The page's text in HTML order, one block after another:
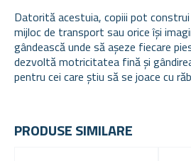
Datorită acestuia, copiii pot
mijloc de transport sau orice își
gândească unde să așeze fiecare
dezvoltă motricitatea fină și
pentru cei care știu să se joace cu
PRODUSE SIMILARE